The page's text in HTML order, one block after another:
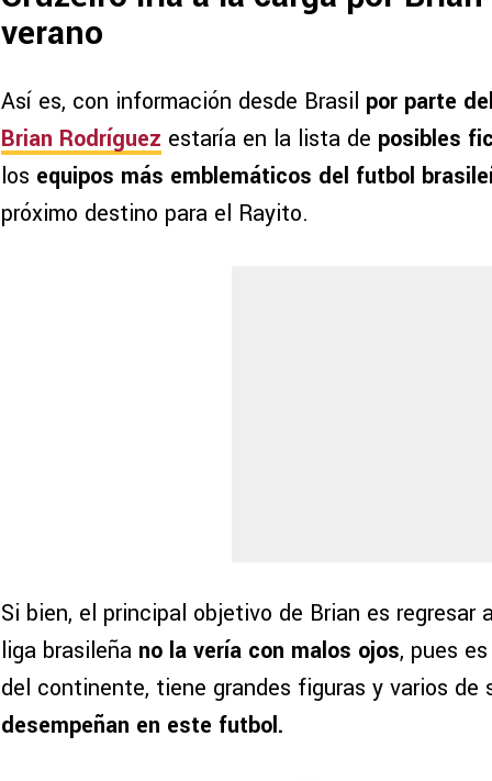
verano
Así es, con información desde Brasil por parte
Brian Rodríguez estaría en la lista de posibles
los equipos más emblemáticos del futbol
próximo destino para el Rayito.
Si bien, el principal objetivo de Brian es regresar
liga brasileña no la vería con malos ojos, pues
del continente, tiene grandes figuras y varios de
desempeñan en este futbol.